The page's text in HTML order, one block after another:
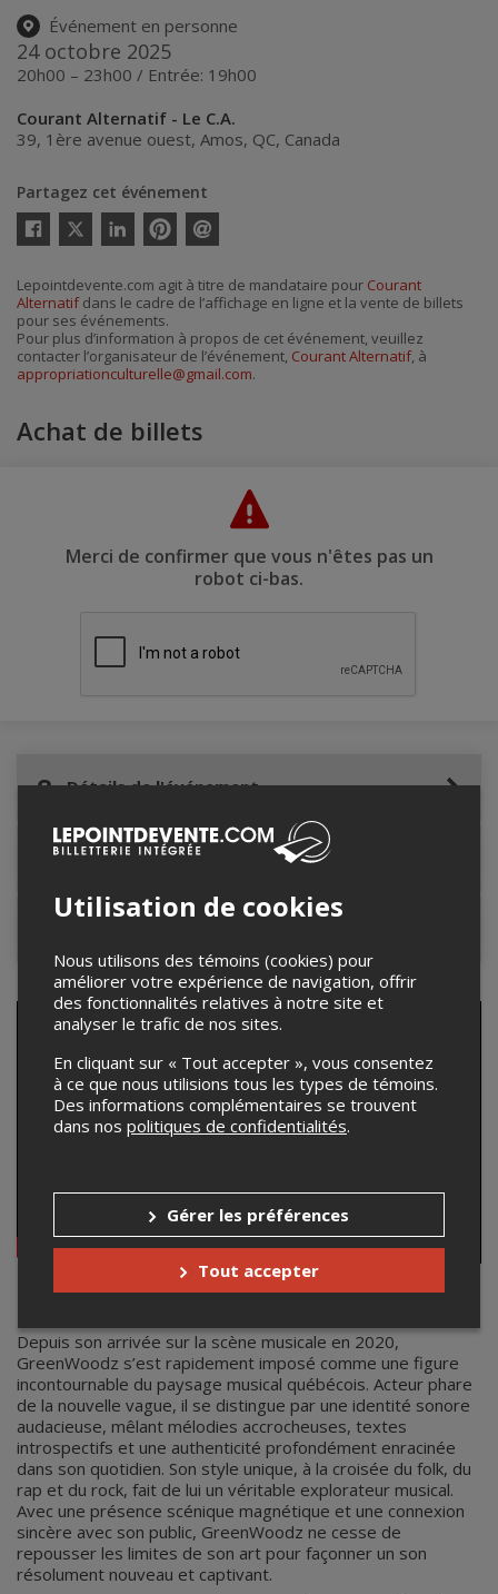
Événement en personne
24 octobre 2025
20h00 – 23h00 / Entrée: 19h00
Courant Alternatif - Le C.A.
39, 1ère avenue ouest, Amos, QC, Canada
Partagez cet événement
Twitter
courriel
Lepointdevente.com agit à titre de mandataire pour Courant
Alternatifdans le cadre de l’affichage en ligne et la vente de billets
pour ses événements.
Pour plus d’information à propos de cet événement, veuillez
contacter l’organisateur de l’événement, Courant Alternatif, à
appropriationculturelle@gmail.com.
Achat de billets
Merci de confirmer que vous n'êtes pas un
robot ci-bas.
Détails de l'événement
Lieu de l'événement
Depuis son arrivée sur la scène musicale en 2020,
GreenWoodz s’est rapidement imposé comme une figure
incontournable du paysage musical québécois. Acteur phare
de la nouvelle vague, il se distingue par une identité sonore
audacieuse, mêlant mélodies accrocheuses, textes
introspectifs et une authenticité profondément enracinée
dans son quotidien. Son style unique, à la croisée du folk, du
rap et du rock, fait de lui un véritable explorateur musical.
Avec une présence scénique magnétique et une connexion
sincère avec son public, GreenWoodz ne cesse de
repousser les limites de son art pour façonner un son
résolument nouveau et captivant.
Utilisation de cookies
Nous utilisons des témoins (cookies) pour
améliorer votre expérience de navigation, offrir
des fonctionnalités relatives à notre site et
analyser le trafic de nos sites.
En cliquant sur « Tout accepter », vous consentez
à ce que nous utilisions tous les types de témoins.
Des informations complémentaires se trouvent
dans nos politiques de confidentialités.
Gérer les préférences
Tout accepter